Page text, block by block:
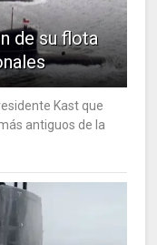
de su flota
Kast que
antiguos de la